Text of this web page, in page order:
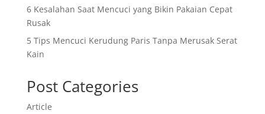
6 Kesalahan Saat Mencuci yang Bikin Pakaian Cepat
Rusak
5 Tips Mencuci Kerudung Paris Tanpa Merusak Serat
Kain
Post Categories
Article